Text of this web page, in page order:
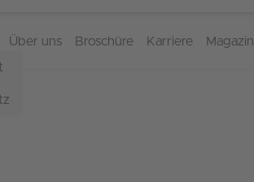
Über uns Broschüre Karriere Magazin